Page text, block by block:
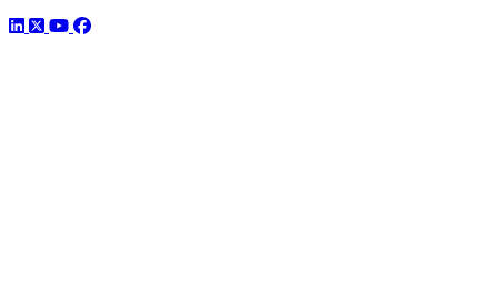
LinkedIn
TwitterYouTube
Facebook